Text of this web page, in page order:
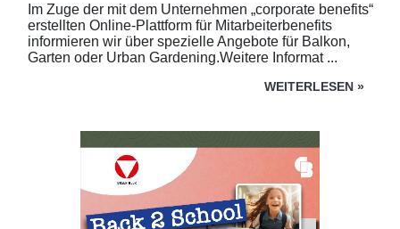
Im Zuge der mit dem Unternehmen „corporate benefits“
erstellten Online-Plattform für Mitarbeiterbenefits
informieren wir über spezielle Angebote für Balkon,
Garten oder Urban Gardening.Weitere Informat ...
WEITERLESEN »